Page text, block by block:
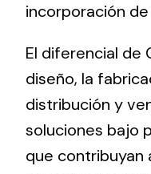
Ventilation
The incorporation
meant a greater
incorporación
El diferencial de
diseño, la
distribución y
soluciones bajo
que contribuyan